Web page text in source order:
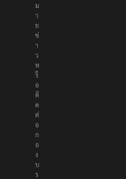
ม
า
ย
ข่
า
ว
ห
รื
อ
ติ
ด
ต่
อ
ก
อ
ง
บ
ร